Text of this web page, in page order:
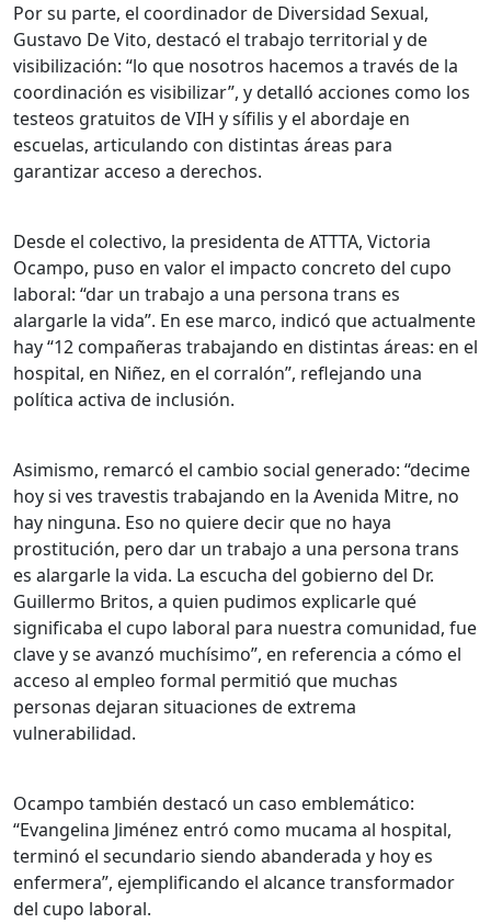
Por su parte, el coordinador de Diversidad Sexual,
Gustavo De Vito, destacó el trabajo territorial y de
visibilización: “lo que nosotros hacemos a través de la
coordinación es visibilizar”, y detalló acciones como los
testeos gratuitos de VIH y sífilis y el abordaje en
escuelas, articulando con distintas áreas para
garantizar acceso a derechos.
Desde el colectivo, la presidenta de ATTTA, Victoria
Ocampo, puso en valor el impacto concreto del cupo
laboral: “dar un trabajo a una persona trans es
alargarle la vida”. En ese marco, indicó que actualmente
hay “12 compañeras trabajando en distintas áreas: en el
hospital, en Niñez, en el corralón”, reflejando una
política activa de inclusión.
Asimismo, remarcó el cambio social generado: “decime
hoy si ves travestis trabajando en la Avenida Mitre, no
hay ninguna. Eso no quiere decir que no haya
prostitución, pero dar un trabajo a una persona trans
es alargarle la vida. La escucha del gobierno del Dr.
Guillermo Britos, a quien pudimos explicarle qué
significaba el cupo laboral para nuestra comunidad, fue
clave y se avanzó muchísimo”, en referencia a cómo el
acceso al empleo formal permitió que muchas
personas dejaran situaciones de extrema
vulnerabilidad.
Ocampo también destacó un caso emblemático:
“Evangelina Jiménez entró como mucama al hospital,
terminó el secundario siendo abanderada y hoy es
enfermera”, ejemplificando el alcance transformador
del cupo laboral.